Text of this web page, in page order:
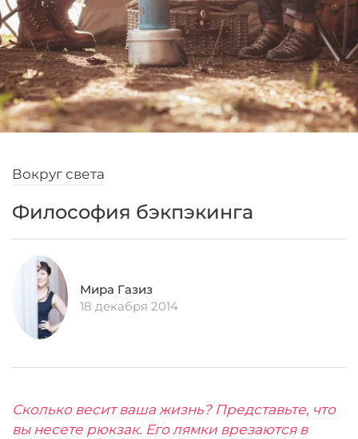
Вокруг света
Философия бэкпэкинга
Мира Газиз
18 декабря 2014
Сколько весит ваша жизнь? Представьте, что
вы несете рюкзак. Его лямки врезаются в